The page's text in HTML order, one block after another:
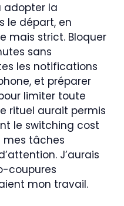
adopter la
le départ, en
mais strict. Bloquer
sans
les notifications
et préparer
limiter toute
rituel aurait permis
le switching cost
mes tâches
J’aurais
coupures
mon travail.